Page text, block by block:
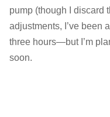
pump (though I discard
adjustments, I’ve been
three hours—but I’m
soon.